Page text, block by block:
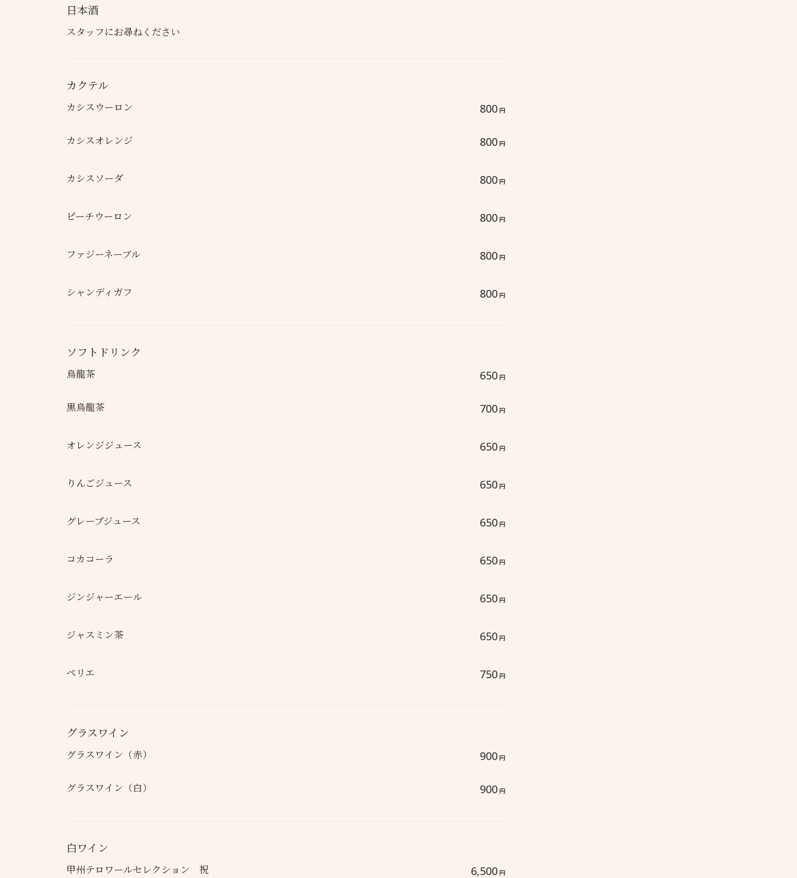
日本酒
スタッフにお尋ねください
カクテル
カシスウーロン 800 円
カシスオレンジ 800 円
カシスソーダ 800 円
ピーチウーロン 800 円
ファジーネーブル 800 円
シャンディガフ 800 円
ソフトドリンク
烏龍茶 650 円
黒烏龍茶 700 円
オレンジジュース 650 円
りんごジュース 650 円
グレープジュース 650 円
コカコーラ 650 円
ジンジャーエール 650 円
ジャスミン茶 650 円
ペリエ 750 円
グラスワイン
グラスワイン（赤） 900 円
グラスワイン（白） 900 円
白ワイン
甲州テロワールセレクション 祝 6,500 円